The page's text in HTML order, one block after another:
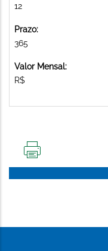
12
Prazo:
365
Valor Mensal:
R$
PÁGINA